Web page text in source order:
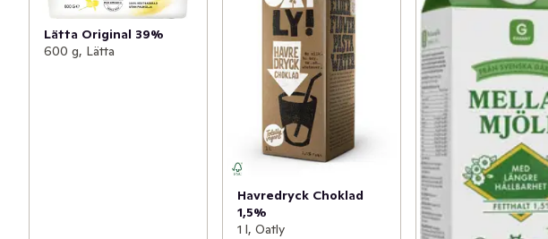
Lätta Original 39%
600 g, Lätta
Havredryck Choklad
1,5%
1 l, Oatly